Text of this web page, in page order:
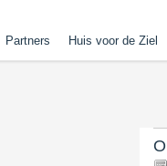
Partners Huis voor de Ziel